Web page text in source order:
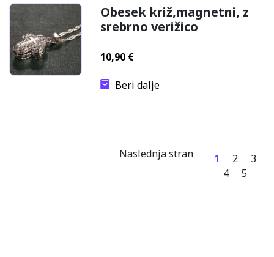
Obesek križ,magnetni, z
srebrno verižico
10,90 €
Beri dalje
1 2
3
4
5
Naslednja stran